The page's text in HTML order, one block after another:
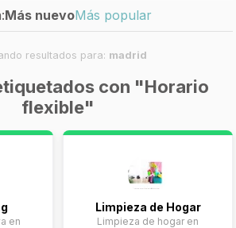
Más nuevoMás popular
resultados para: madrid
con "Horario
flexible"
en
Limpieza de Hogar
Limpieza de hogar en